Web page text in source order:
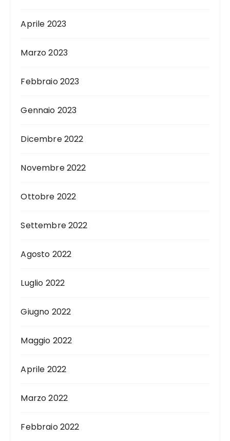
Aprile 2023
Marzo 2023
Febbraio 2023
Gennaio 2023
Dicembre 2022
Novembre 2022
Ottobre 2022
Settembre 2022
Agosto 2022
Luglio 2022
Giugno 2022
Maggio 2022
Aprile 2022
Marzo 2022
Febbraio 2022